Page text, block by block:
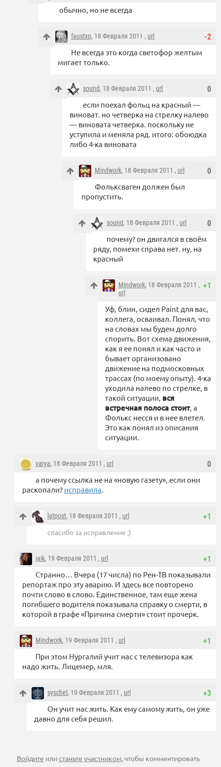
обычно, но не всегда
-2
faustxp, 18 Февраля 2011 , url
Не всегда это когда светофор желтым
мигает только.
0
sound, 18 Февраля 2011 , url
если поехал фольц на красный —
виноват. но четверка на стрелку налево
— виновата четверка. поскольку не
уступила и меняла ряд. итого: обоюдка
либо 4-ка виновата
0
Mindwork, 18 Февраля 2011 , url
Фольксваген должен был
пропустить.
0
sound, 18 Февраля 2011 , url
почему? он двигался в своём
ряду, помехи справа нет. ну, на
красный
+1
Mindwork, 18 Февраля 2011 ,
url
Уф, блин, сидел Paint для вас,
коллега, осваивал. Понял, что
на словах мы будем долго
спорить. Вот схема движения,
как я ее понял и как часто и
бывает организовано
движение на подмосковных
трассах (по моему опыту). 4-ка
уходила налево по стрелке, в
такой ситуации, вся
встречная полоса стоит, а
Фолькс несся и в нее влетел.
Это как понял из описания
ситуации.
0
varya, 18 Февраля 2011 , url
а почему ссылка не на «новую газету», если они
раскопали? исправила.
+1
latpost, 18 Февраля 2011 , url
спасибо за исправление ;)
+1
jaik, 19 Февраля 2011 , url
Странно… Вчера (17 числа) по Рен-ТВ показывали
репортаж про эту аварию. И здесь все повторено
почти слово в слово. Единственное, там еще жена
погибшего водителя показывала справку о смерти, в
которой в графе «Причина смерти» стоит прочерк.
+1
Mindwork, 19 Февраля 2011 , url
При этом Нургалий учит нас с телевизора как
надо жить. Лицемер, мля.
+3
syschel , 19 Февраля 2011 , url
Он учит нас жить. Как ему самому жить, он уже
давно для себя решил.
Войдите илистаньте участником, чтобы комментировать